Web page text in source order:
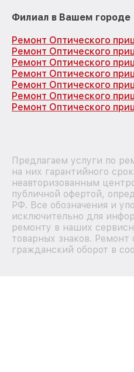
Филиал в Вашем городе
Ремонт Оптического
Ремонт Оптического
Ремонт Оптического
Ремонт Оптического
Ремонт Оптического
Ремонт Оптического
Ремонт Оптического
Предлагаем услуги по
на них гарантийного
неавторизованным
публичной офертой,
РФ. Все обозначения и
исключительно для
ремонту в наших
товарных знаков.
гражданский оборот в